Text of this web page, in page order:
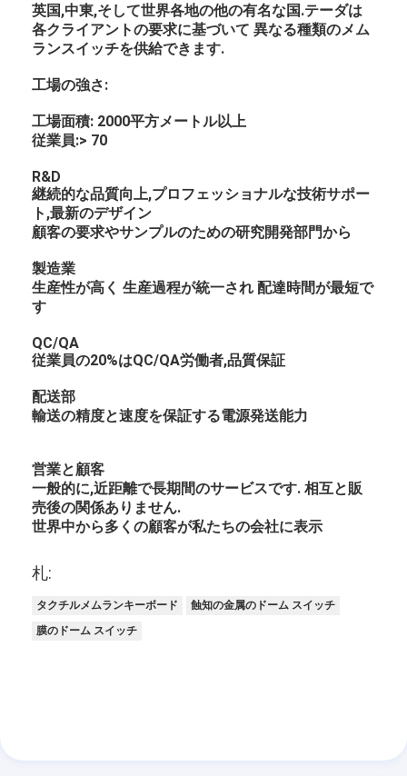
英国,中東,そして世界各地の他の有名な国.テーダは
各クライアントの要求に基づいて 異なる種類のメム
ランスイッチを供給できます.
工場の強さ:
工場面積: 2000平方メートル以上
従業員:> 70
R&D
継続的な品質向上,プロフェッショナルな技術サポー
ト,最新のデザイン
顧客の要求やサンプルのための研究開発部門から
製造業
生産性が高く 生産過程が統一され 配達時間が最短で
す
QC/QA
従業員の20%はQC/QA労働者,品質保証
配送部
輸送の精度と速度を保証する電源発送能力
営業と顧客
一般的に,近距離で長期間のサービスです. 相互と販
売後の関係ありません.
世界中から多くの顧客が私たちの会社に表示
札:
タクチルメムランキーボード
蝕知の金属のドーム スイッチ
膜のドーム スイッチ